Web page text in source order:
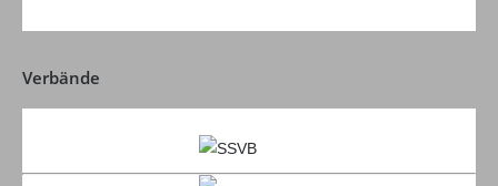
Verbände